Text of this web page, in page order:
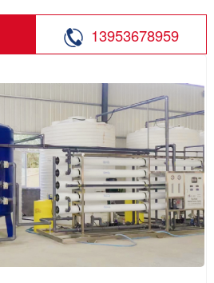
13953678959